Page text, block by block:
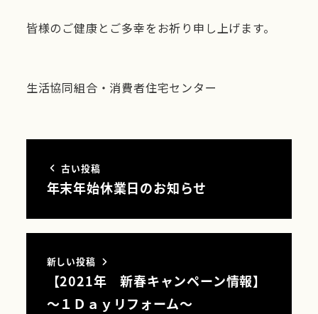
皆様のご健康とご多幸をお祈り申し上げます。
生活協同組合・消費者住宅センター
古い投稿
年末年始休業日のお知らせ
新しい投稿
【2021年 新春キャンペーン情報】
～１Ｄａｙリフォーム～